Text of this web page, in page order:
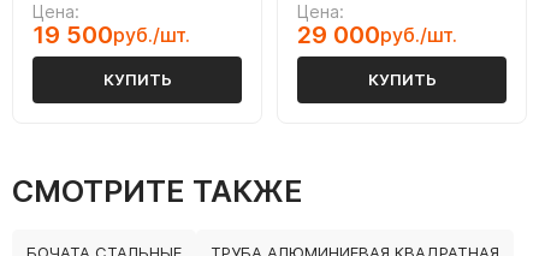
Цена:
19 500руб./шт.
КУПИТЬ
Цена:
29 000руб./шт.
КУПИТЬ
СМОТРИТЕ ТАКЖЕ